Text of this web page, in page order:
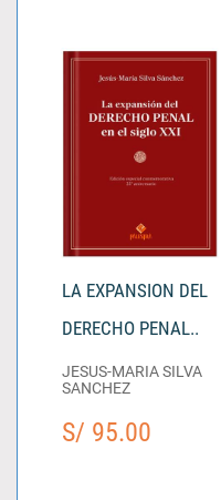
LA EXPANSION DEL
DERECHO PENAL..
JESUS-MARIA SILVA
SANCHEZ
S/ 95.00